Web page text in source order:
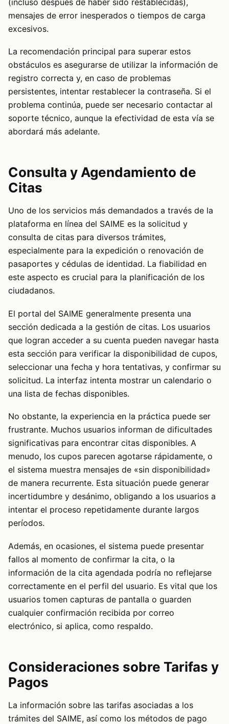
mensajes de error inesperados o tiempos de carga
excesivos.
La recomendación principal para superar estos
obstáculos es asegurarse de utilizar la información de
registro correcta y, en caso de problemas
persistentes, intentar restablecer la contraseña. Si el
problema continúa, puede ser necesario contactar al
soporte técnico, aunque la efectividad de esta vía se
abordará más adelante.
Consulta y Agendamiento de
Citas
Uno de los servicios más demandados a través de la
plataforma en línea del SAIME es la solicitud y
consulta de citas para diversos trámites,
especialmente para la expedición o renovación de
pasaportes y cédulas de identidad. La fiabilidad en
este aspecto es crucial para la planificación de los
ciudadanos.
El portal del SAIME generalmente presenta una
sección dedicada a la gestión de citas. Los usuarios
que logran acceder a su cuenta pueden navegar hasta
esta sección para verificar la disponibilidad de cupos,
seleccionar una fecha y hora tentativas, y confirmar su
solicitud. La interfaz intenta mostrar un calendario o
una lista de fechas disponibles.
No obstante, la experiencia en la práctica puede ser
frustrante. Muchos usuarios informan de dificultades
significativas para encontrar citas disponibles. A
menudo, los cupos parecen agotarse rápidamente, o
el sistema muestra mensajes de «sin disponibilidad»
de manera recurrente. Esta situación puede generar
incertidumbre y desánimo, obligando a los usuarios a
intentar el proceso repetidamente durante largos
períodos.
Además, en ocasiones, el sistema puede presentar
fallos al momento de confirmar la cita, o la
información de la cita agendada podría no reflejarse
correctamente en el perfil del usuario. Es vital que los
usuarios tomen capturas de pantalla o guarden
cualquier confirmación recibida por correo
electrónico, si aplica, como respaldo.
Consideraciones sobre Tarifas y
Pagos
La información sobre las tarifas asociadas a los
trámites del SAIME, así como los métodos de pago